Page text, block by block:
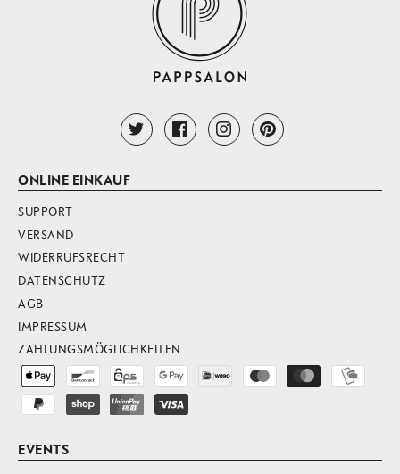
ONLINE EINKAUF
SUPPORT
VERSAND
WIDERRUFSRECHT
DATENSCHUTZ
AGB
IMPRESSUM
ZAHLUNGSMÖGLICHKEITEN
EVENTS